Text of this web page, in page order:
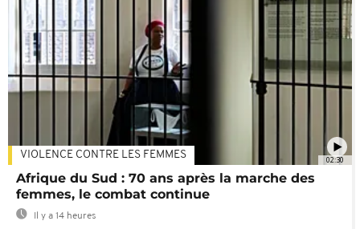
02:30
VIOLENCE CONTRE LES FEMMES
Afrique du Sud : 70 ans après la marche des
femmes, le combat continue
Il y a 14 heures